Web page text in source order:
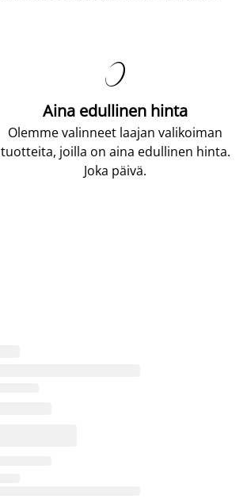

Aina edullinen hinta
Olemme valinneet laajan valikoiman
tuotteita, joilla on aina edullinen hinta.
Joka päivä.